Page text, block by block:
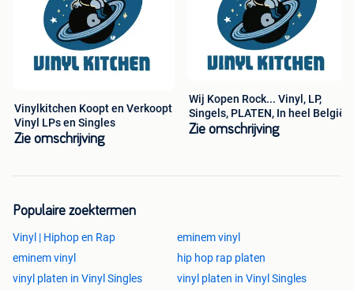
Vinylkitchen Koopt en Verkoopt
Vinyl LPs en Singles
Zie omschrijving
Wij Kopen Rock... Vinyl, LP,
Singels, PLATEN, In heel België
Zie omschrijving
Populaire zoektermen
Vinyl | Hiphop en Rap
eminem vinyl
eminem vinyl
hip hop rap platen
vinyl platen in Vinyl Singles
vinyl platen in Vinyl Singles